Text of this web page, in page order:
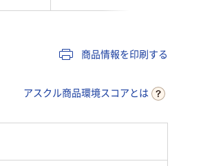
商品情報を印刷する
アスクル商品環境スコアとは